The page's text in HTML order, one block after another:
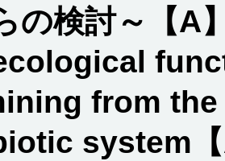
の検討～【A
from
system